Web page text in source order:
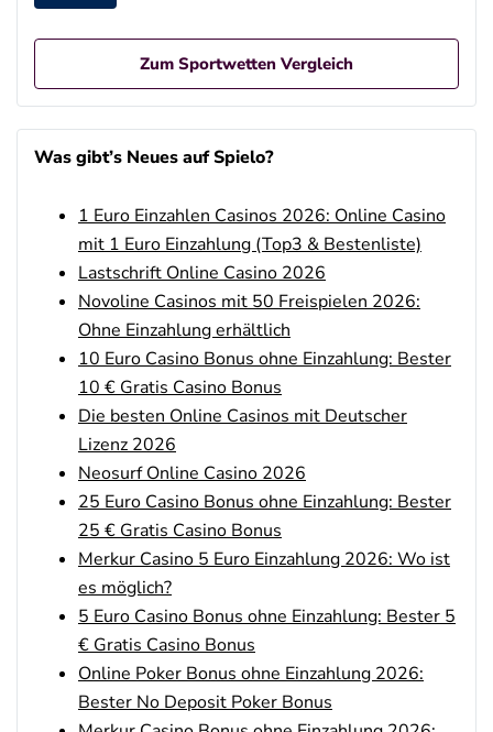
Zum Sportwetten Vergleich
Betano Casino Bonus
100% bis zu 80€
Betano Bonus
100% bis zu 80€
AGB gelten
4.8
Interwetten Bonus
100% bis 100€ Neukundenbonus
AGB gelten
Bwin Bonus
100% bis zu 100€
AGB gelten
bet-at-home Bonus
500 % QUOTENBOOST + 100€
BONUS
AGB gelten
4.6/5
Zum Sportwetten Bonusvergleich
Was gibt’s Neues auf Spielo?
1 Euro Einzahlen Casinos 2026: Online Casino
mit 1 Euro Einzahlung (Top3 & Bestenliste)
Lastschrift Online Casino 2026
Novoline Casinos mit 50 Freispielen 2026:
Ohne Einzahlung erhältlich
10 Euro Casino Bonus ohne Einzahlung: Bester
10 € Gratis Casino Bonus
Die besten Online Casinos mit Deutscher
Lizenz 2026
Neosurf Online Casino 2026
25 Euro Casino Bonus ohne Einzahlung: Bester
25 € Gratis Casino Bonus
Merkur Casino 5 Euro Einzahlung 2026: Wo ist
es möglich?
5 Euro Casino Bonus ohne Einzahlung: Bester 5
€ Gratis Casino Bonus
Online Poker Bonus ohne Einzahlung 2026:
Bester No Deposit Poker Bonus